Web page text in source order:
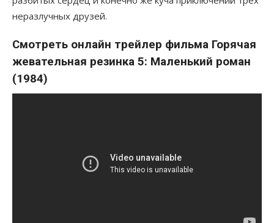
неразлучных друзей.
Смотреть онлайн трейлер фильма Горячая
жевательная резинка 5: Маленький роман
(1984)